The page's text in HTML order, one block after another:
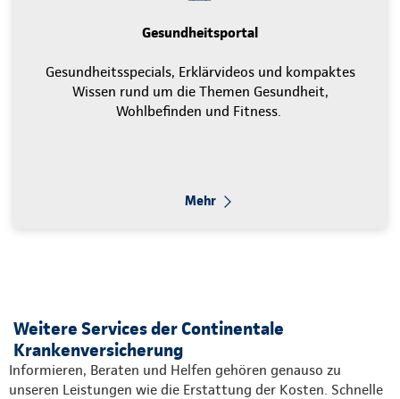
Gesundheitsportal
Gesundheitsspecials, Erklärvideos und kompaktes
Wissen rund um die Themen Gesundheit,
Wohlbefinden und Fitness.
Mehr
Weitere Services der Continentale
Krankenversicherung
Informieren, Beraten und Helfen gehören genauso zu
unseren Leistungen wie die Erstattung der Kosten. Schnelle